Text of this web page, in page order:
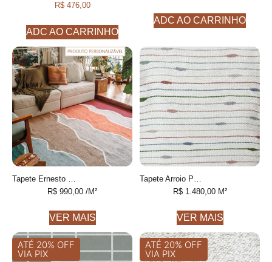
R$476,00
ADC AO CARRINHO
ADC AO CARRINHO
R$ 990,00 /M²
VER MAIS
R$1.480,00M²
VER MAIS
ATÉ 20% OFF
VIA PIX
ATÉ 20% OFF
VIA PIX